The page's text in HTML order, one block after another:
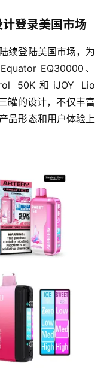
登录美国市场
续登陆美国市场，为
EQ30000、
50K和iJOY Lio
罐的设计，不仅丰富
品形态和用户体验上